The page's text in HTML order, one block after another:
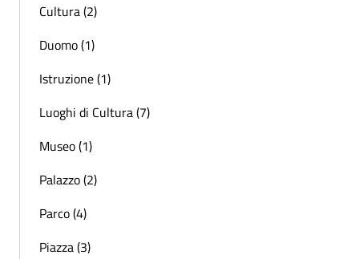
Cultura (2)
Duomo (1)
Istruzione (1)
Luoghi di Cultura (7)
Museo (1)
Palazzo (2)
Parco (4)
Piazza (3)